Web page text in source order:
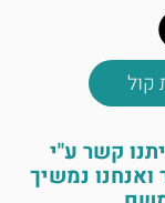
קול
קשר ע"י
נמשיך